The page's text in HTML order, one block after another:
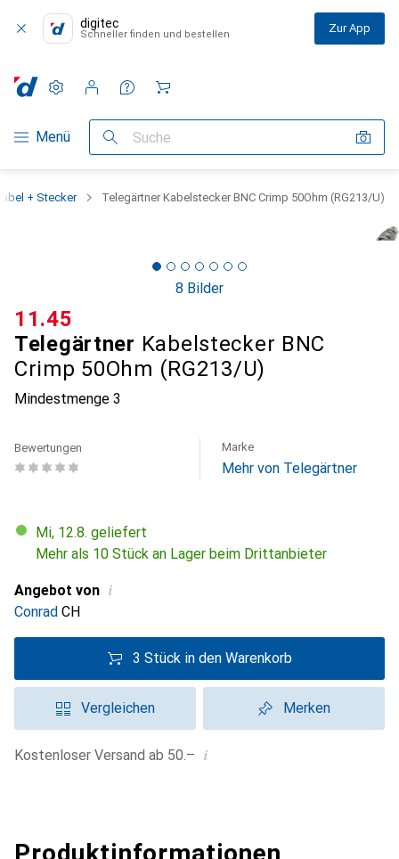
digitec
Schneller finden und bestellen Zur App
Navigation nach Kategorien
Menü Suche
Einstellungen
Kundenkonto
Vergleichslisten
Merklisten
Warenkorb
+ Stecker Telegärtner Kabelstecker BNC Crimp 50Ohm (RG213/U)
8 Bilder
Telegärtner Kabelstecker BNC
Crimp 50Ohm (RG213/U)
Mindestmenge 3
CHF
11.45
Bewertungen Marke
Mehr von Telegärtner
Mi, 12.8. geliefert
Mehr als 10 Stück an Lager beim Drittanbieter
Angebot von i
Conrad CH
3 Stück in den Warenkorb
Vergleichen Merken
Kostenloser Versand ab 50.– i